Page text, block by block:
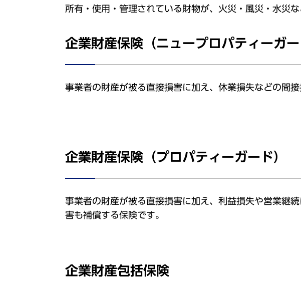
所有・使用・管理されている財物が、火災・風災・水災
企業財産保険（ニュープロパティーガー
事業者の財産が被る直接損害に加え、休業損失などの間接
企業財産保険（プロパティーガード）
事業者の財産が被る直接損害に加え、利益損失や営業継
害も補償する保険です。
企業財産包括保険